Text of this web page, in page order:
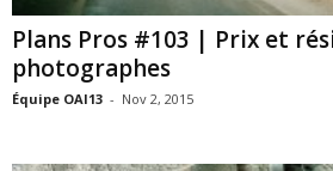
Plans Pros #103 | Prix et
photographes
Équipe OAI13 - Nov 2, 2015